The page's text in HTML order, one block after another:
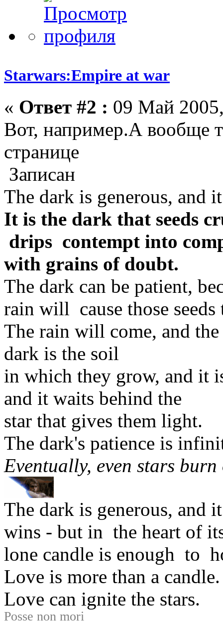
Starwars:Empire at war
« Ответ #2 : 09 Май
Вот, например.А вообще
странице
Записан
The dark is generous, and
It is the dark that seeds
drips contempt into
with grains of doubt.
The dark can be patient,
rain will cause those seeds
The rain will come, and
dark is the soil
in which they grow, and it
and it waits behind the
star that gives them light.
The dark's patience is
Eventually, even stars burn
The dark is generous, and
wins - but in the heart of
lone candle is enough to
Love is more than a candle.
Love can ignite the stars.
Posse non mori